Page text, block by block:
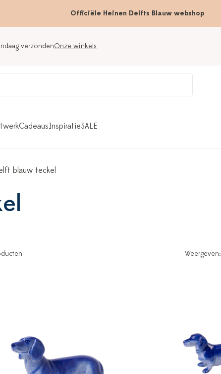
Officiële Heinen Delfts Blauw webshop
verzondenOnze winkels
CadeausInspiratieSALE
blauw teckel
Weergeven: